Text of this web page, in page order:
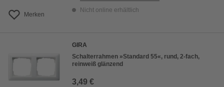
Merken
Nicht online erhältlich
GIRA
Schalterrahmen »Standard 55«, rund, 2-fach,
reinweiß glänzend
3,49 €